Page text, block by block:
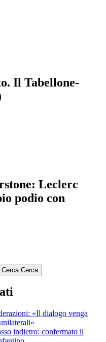
Il Tabellone-
Leclerc
podio con
Cerca Cerca
«Il dialogo venga
indietro: confermato il